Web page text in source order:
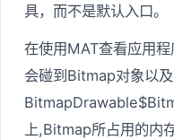
具，而不是默认入口。
在使用MAT查看应用
会碰到Bitmap对象以及
上,Bitmap所占用的内